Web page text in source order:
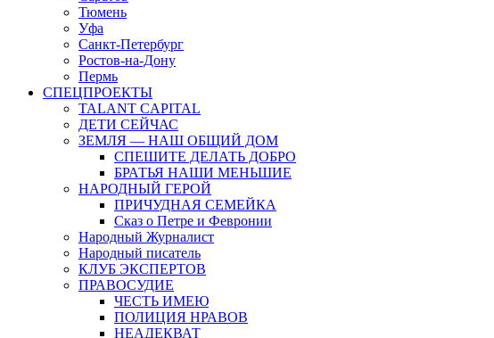
Тюмень
Уфа
Санкт-Петербург
Ростов-на-Дону
Пермь
СПЕЦПРОЕКТЫ
TALANT CAPITAL
ДЕТИ СЕЙЧАС
ЗЕМЛЯ — НАШ ОБЩИЙ ДОМ
СПЕШИТЕ ДЕЛАТЬ ДОБРО
БРАТЬЯ НАШИ МЕНЬШИЕ
НАРОДНЫЙ ГЕРОЙ
ПРИЧУДНАЯ СЕМЕЙКА
Сказ о Петре и Февронии
Народный Журналист
Народный писатель
КЛУБ ЭКСПЕРТОВ
ПРАВОСУДИЕ
ЧЕСТЬ ИМЕЮ
ПОЛИЦИЯ НРАВОВ
НЕАДЕКВАТ